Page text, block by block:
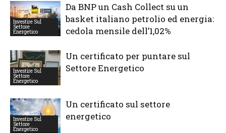
Investire Sul
Settore
Energetico
Da BNP un Cash Collect su un
basket italiano petrolio ed energia:
cedola mensile dell’1,02%
Investire Sul
Settore
Energetico
Un certificato per puntare sul
Settore Energetico
Investire Sul
Settore
Energetico
Un certificato sul settore
energetico